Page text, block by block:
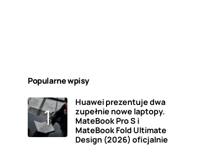
Popularne wpisy
Huawei prezentuje dwa
zupełnie nowe laptopy.
MateBook Pro S i
MateBook Fold Ultimate
Design (2026) oficjalnie